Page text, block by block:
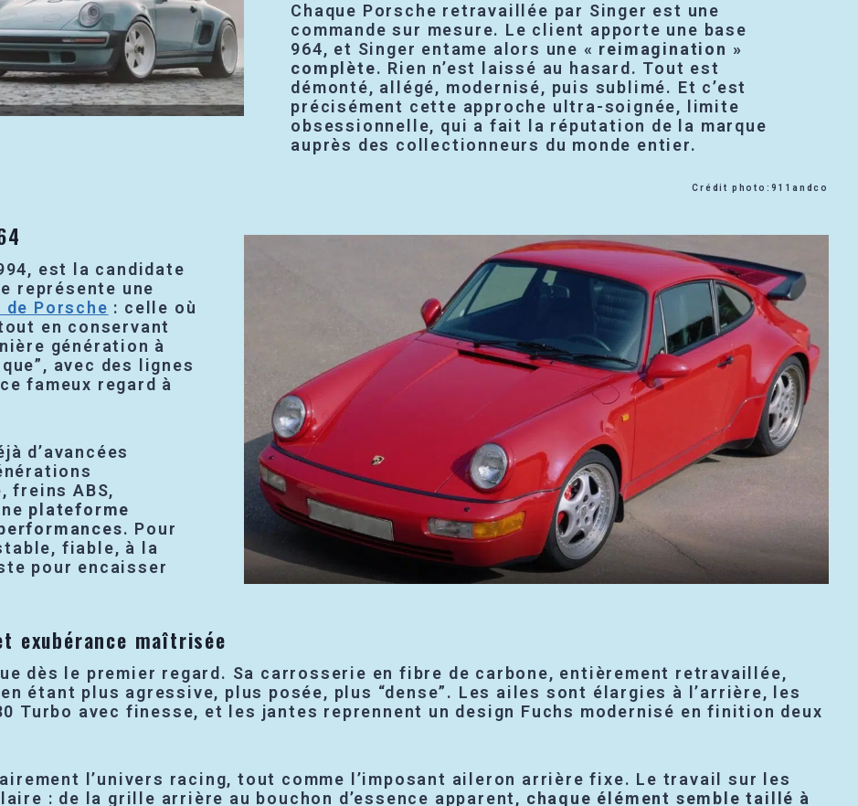
Chaque Porsche retravaillée par Singer est une
commande sur mesure. Le client apporte une base
964, et Singer entame alors une « reimagination »
complète. Rien n’est laissé au hasard. Tout est
démonté, allégé, modernisé, puis sublimé. Et c’est
précisément cette approche ultra-soignée, limite
obsessionnelle, qui a fait la réputation de la marque
auprès des collectionneurs du monde entier.
Crédit photo:911andco
est la candidate
représente une
Porsche : celle où
en conservant
génération à
avec des lignes
fameux regard à
d’avancées
freins ABS,
plateforme
. Pour
fiable, à la
pour encaisser
exubérance maîtrisée
dès le premier regard. Sa carrosserie en fibre de carbone, entièrement retravaillée,
étant plus agressive, plus posée, plus “dense”. Les ailes sont élargies à l’arrière, les
Turbo avec finesse, et les jantes reprennent un design Fuchs modernisé en finition deux
l’univers racing, tout comme l’imposant aileron arrière fixe. Le travail sur les
: de la grille arrière au bouchon d’essence apparent, chaque élément semble taillé à